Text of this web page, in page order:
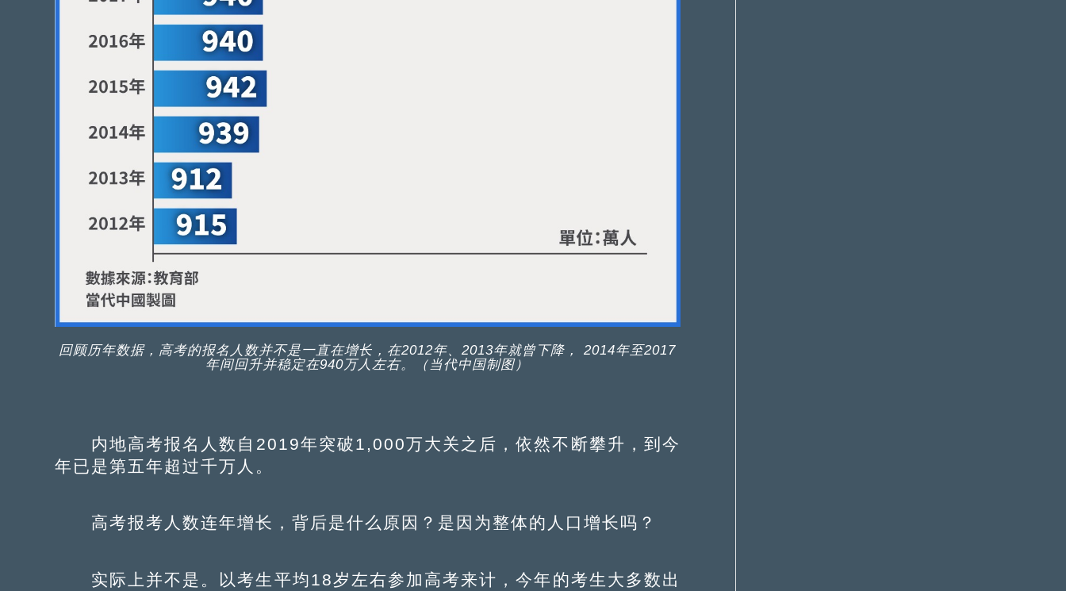
回顾历年数据，高考的报名人数并不是一直在增长，在2012年、2013年就曾下降， 2014年至2017
年间回升并稳定在940万人左右。（当代中国制图）
内地高考报名人数自2019年突破1,000万大关之后，依然不断攀升，到今
年已是第五年超过千万人。
高考报考人数连年增长，背后是什么原因？是因为整体的人口增长吗？
实际上并不是。以考生平均18岁左右参加高考来计，今年的考生大多数出